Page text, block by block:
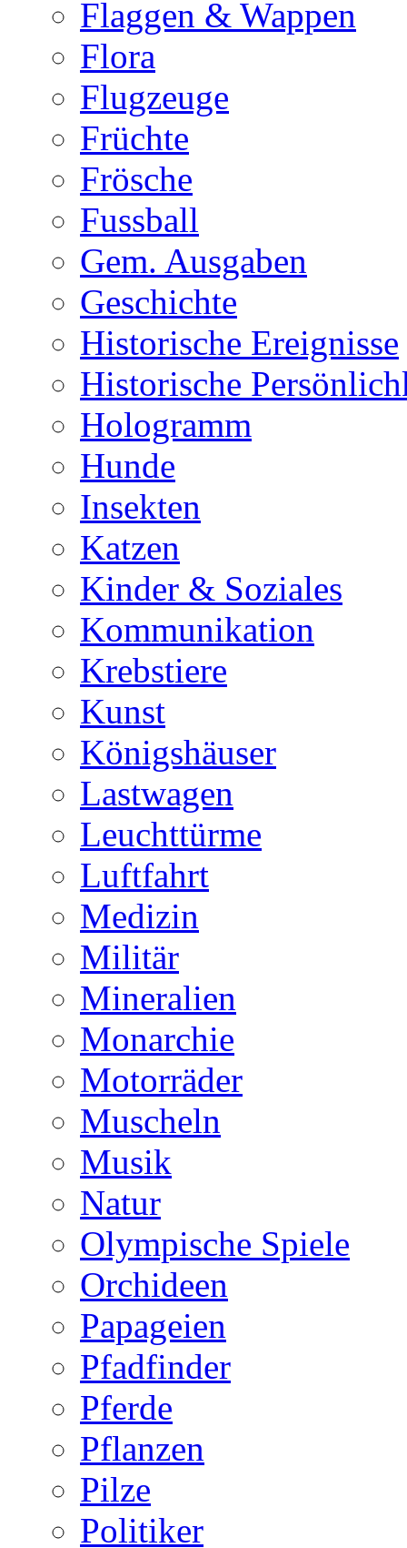
Flaggen & Wappen
Flora
Flugzeuge
Früchte
Frösche
Fussball
Gem. Ausgaben
Geschichte
Historische Ereignisse
Historische
Hologramm
Hunde
Insekten
Katzen
Kinder & Soziales
Kommunikation
Krebstiere
Kunst
Königshäuser
Lastwagen
Leuchttürme
Luftfahrt
Medizin
Militär
Mineralien
Monarchie
Motorräder
Muscheln
Musik
Natur
Olympische Spiele
Orchideen
Papageien
Pfadfinder
Pferde
Pflanzen
Pilze
Politiker